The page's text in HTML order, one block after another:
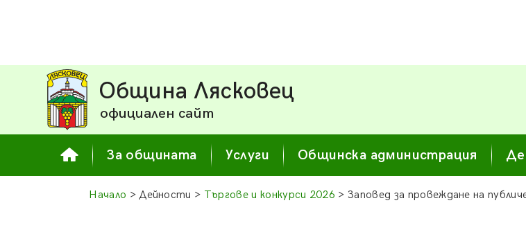
Община Лясковец
официален сайт
За общината Услуги Общинска администрация
Начало > Дейности > Търгове и конкурси 2026 > Заповед за провеждане на